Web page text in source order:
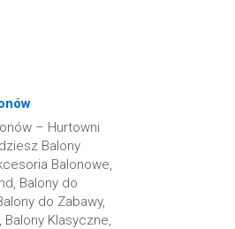
– Hurtowni
Balony
Balonowe,
Balony do
do Zabawy,
Balony Klasyczne,